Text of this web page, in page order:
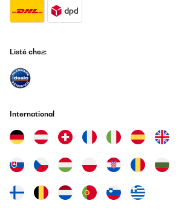
Listé chez:
International